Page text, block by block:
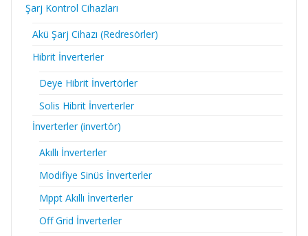
Şarj Kontrol Cihazları
Akü Şarj Cihazı (Redresörler)
Hibrit İnverterler
Deye Hibrit İnvertörler
Solis Hibrit İnverterler
İnverterler (invertör)
Akıllı İnverterler
Modifiye Sinüs İnverterler
Mppt Akıllı İnverterler
Off Grid İnverterler